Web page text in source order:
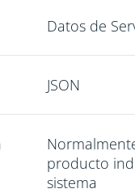
Datos de
JSON
producto
sistema